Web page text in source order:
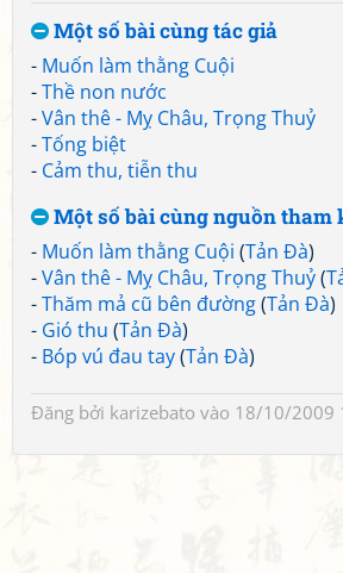
Một số bài cùng tác giả
- Muốn làm thằng Cuội
-Thề non nước
-Vân thê - Mỵ Châu, Trọng Thuỷ
-Tống biệt
- Cảm thu, tiễn thu
Một số bài cùng nguồn tham
- Muốn làm thằng Cuội (Tản Đà)
-Vân thê - Mỵ Châu, Trọng Thuỷ(
-Thăm mả cũ bên đường(Tản Đà)
- Gió thu (Tản Đà)
- Bóp vú đau tay(Tản Đà)
Đăng bởi karizebato vào 18/10/2009